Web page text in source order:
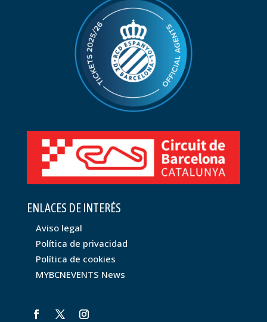
ENLACES DE INTERÉS
Aviso legal
Política de privacidad
Política de cookies
MYBCNEVENTS News